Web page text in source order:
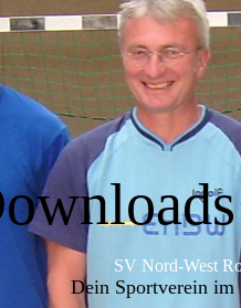
SV Nord-West
Dein Sportverein im